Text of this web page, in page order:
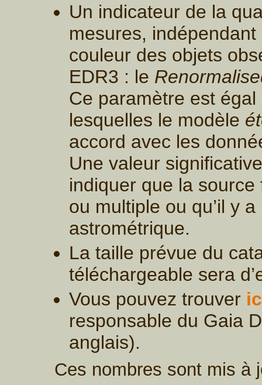
Un indicateur de la
mesures,
couleur des objets
EDR3 : le
Ce paramètre est
lesquelles le modèle
accord avec les
Une valeur
indiquer que la source
ou multiple ou qu’il y
astrométrique.
La taille prévue du
téléchargeable sera
Vous pouvez trouver
responsable du Gaia
anglais).
Ces nombres sont mis à